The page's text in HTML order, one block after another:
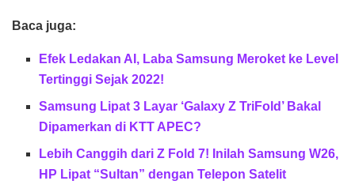
Baca juga:
Efek Ledakan AI, Laba Samsung Meroket ke Level
Tertinggi Sejak 2022!
Samsung Lipat 3 Layar ‘Galaxy Z TriFold’ Bakal
Dipamerkan di KTT APEC?
Lebih Canggih dari Z Fold 7! Inilah Samsung W26,
HP Lipat “Sultan” dengan Telepon Satelit